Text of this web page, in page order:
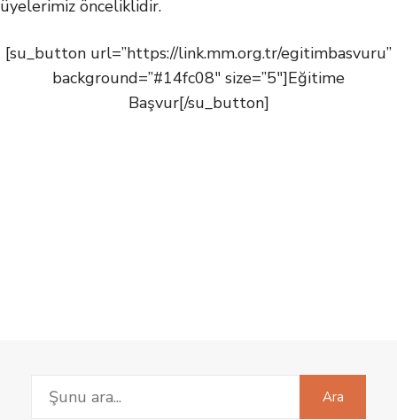
üyelerimiz önceliklidir.
[su_button url=”https://link.mm.org.tr/egitimbasvuru”
background=”#14fc08″ size=”5″]Eğitime
Başvur[/su_button]
Search
for:
Ara